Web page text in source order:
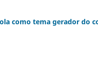
como tema gerador do